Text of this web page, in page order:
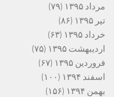
مرداد ۱۳۹۵
(۷۹)
تیر ۱۳۹۵
(۸۶)
خرداد ۱۳۹۵
(۶۳)
اردیبهشت ۱۳۹۵
(۷۵)
فروردین ۱۳۹۵
(۶۷)
اسفند ۱۳۹۴
(۱۰۰)
بهمن ۱۳۹۴
(۱۵۶)